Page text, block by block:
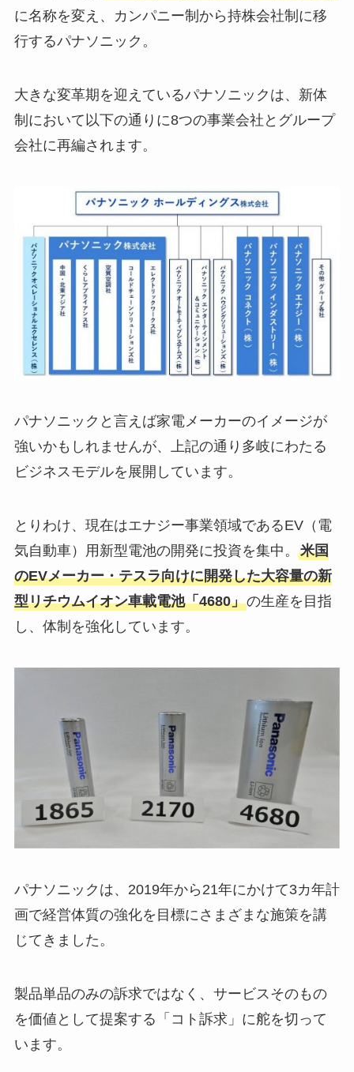
に名称を変え、カンパニー制から持株会社制に移
行するパナソニック。
大きな変革期を迎えているパナソニックは、新体
制において以下の通りに8つの事業会社とグループ
会社に再編されます。
パナソニックと言えば家電メーカーのイメージが
強いかもしれませんが、上記の通り多岐にわたる
ビジネスモデルを展開しています。
とりわけ、現在はエナジー事業領域であるEV（電
気自動車）用新型電池の開発に投資を集中。 米国
のEVメーカー・テスラ向けに開発した大容量の新
型リチウムイオン車載電池「4680」の生産を目指
し、体制を強化しています。
パナソニックは、2019年から21年にかけて3カ年計
画で経営体質の強化を目標にさまざまな施策を講
じてきました。
製品単品のみの訴求ではなく、サービスそのもの
を価値として提案する「コト訴求」に舵を切って
います。